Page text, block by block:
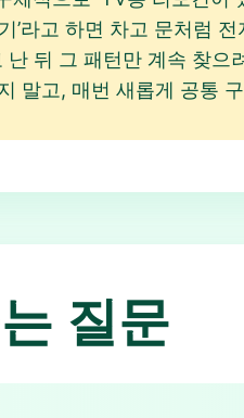
’라고 하면 차고 문처럼
뒤 그 패턴만 계속 찾으
말고, 매번 새롭게 공통
질문